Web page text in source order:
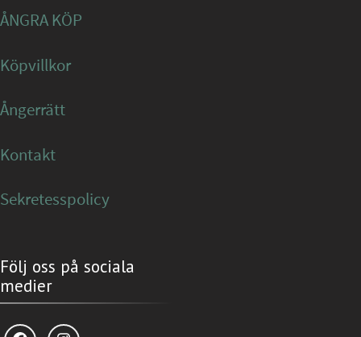
ÅNGRA KÖP
Köpvillkor
Ångerrätt
Kontakt
Sekretesspolicy
Följ oss på sociala
medier